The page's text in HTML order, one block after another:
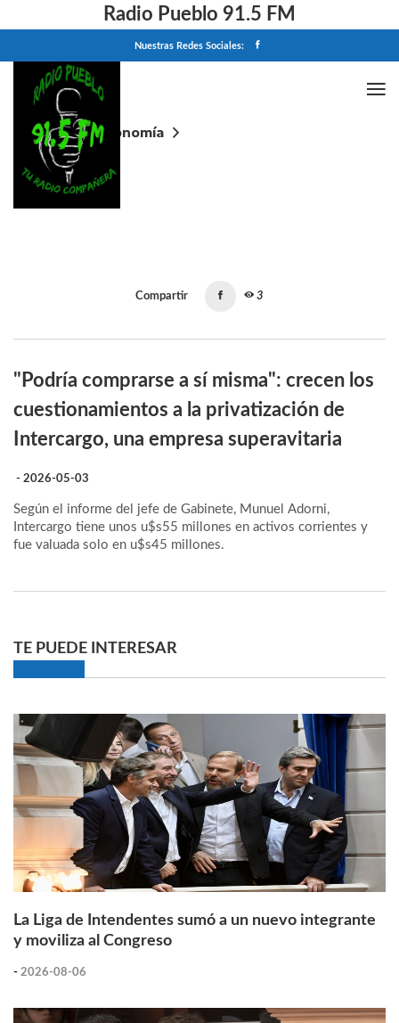
Radio Pueblo 91.5 FM
Nuestras Redes Sociales:
Home
Economía
"Podría comprarse a sí misma": crecen los
cuestionamientos a la privatización de Intercargo,
una empresa superavitaria
Compartir 3
"Podría comprarse a sí misma": crecen los
cuestionamientos a la privatización de
Intercargo, una empresa superavitaria
- 2026-05-03
Según el informe del jefe de Gabinete, Munuel Adorni,
Intercargo tiene unos u$s55 millones en activos corrientes y
fue valuada solo en u$s45 millones.
TE PUEDE INTERESAR
La Liga de Intendentes sumó a un nuevo integrante
y moviliza al Congreso
- 2026-08-06